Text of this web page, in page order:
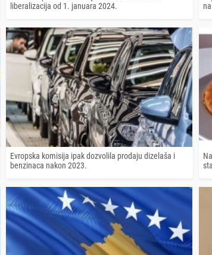
liberalizacija od 1. januara 2024.
Evropska komisija ipak dozvolila prodaju dizelaša i
benzinaca nakon 2023.